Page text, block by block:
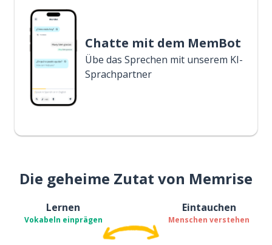
Chatte mit dem MemBot
Übe das Sprechen mit unserem KI-
Sprachpartner
Die geheime Zutat von Memrise
Lernen
Vokabeln einprägen
Eintauchen
Menschen verstehen